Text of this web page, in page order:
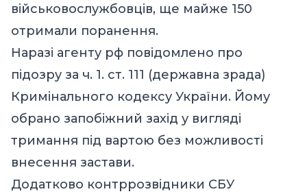
військовослужбовців, ще майже 150
отримали поранення.
Наразі агенту рф повідомлено про
підозру за ч. 1. ст. 111 (державна зрада)
Кримінального кодексу України. Йому
обрано запобіжний захід у вигляді
тримання під вартою без можливості
внесення застави.
Додатково контррозвідники СБУ